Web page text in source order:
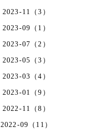
2023-11（3）
2023-09（1）
2023-07（2）
2023-05（3）
2023-03（4）
2023-01（9）
2022-11（8）
2022-09（11）